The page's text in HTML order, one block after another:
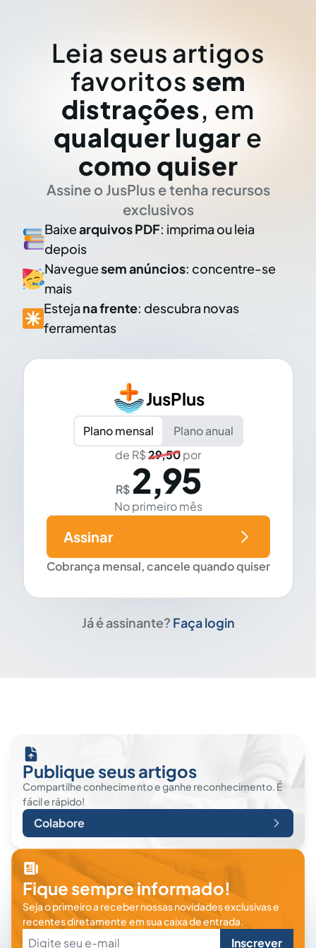
Leia seus artigos
favoritos sem
distrações, em
qualquer lugar e
como quiser
Assine o JusPlus e tenha recursos
exclusivos
Baixearquivos PDF: imprima ou leia
depois
Naveguesem anúncios: concentre-se
mais
Esteja na frente: descubra novas
ferramentas
JusPlus
Plano mensal
Plano anual
de R$29,50por
R$ 2,95
No primeiro mês
Cobrança mensal, cancele quando quiser
Assinar
Já é assinante? Faça login
Publique seus artigos
Compartilhe conhecimento e ganhe reconhecimento. É
fácil e rápido!
Colabore
Fique sempre informado!
Seja o primeiro a receber nossas novidades exclusivas e
recentes diretamente em sua caixa de entrada.
Inscrever